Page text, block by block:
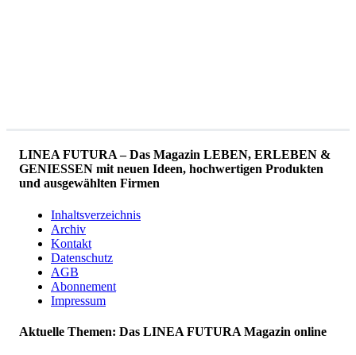
LINEA FUTURA – Das Magazin LEBEN, ERLEBEN &
GENIESSEN mit neuen Ideen, hochwertigen Produkten
und ausgewählten Firmen
Inhaltsverzeichnis
Archiv
Kontakt
Datenschutz
AGB
Abonnement
Impressum
Aktuelle Themen: Das LINEA FUTURA Magazin online